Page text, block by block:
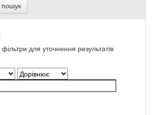
для уточнення результатів